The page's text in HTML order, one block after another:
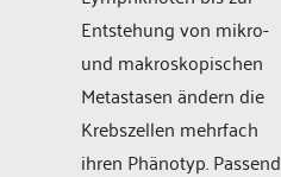
Entstehung von mikro-
und makroskopischen
Metastasen ändern die
Krebszellen mehrfach
ihren Phänotyp. Passend